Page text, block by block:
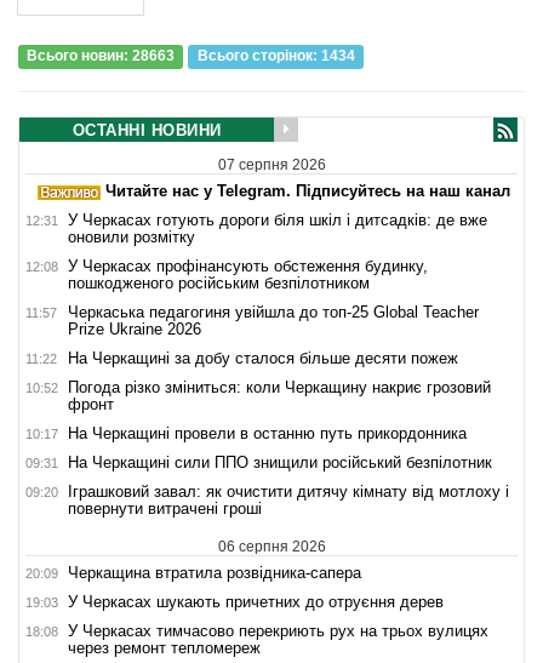
Всього новин: 28663 Всього сторiнок: 1434
ОСТАННІ НОВИНИ
07 серпня 2026
Читайте нас у Telegram. Підписуйтесь на наш канал
12:31
У Черкасах готують дороги біля шкіл і дитсадків: де вже
оновили розмітку
12:08
У Черкасах профінансують обстеження будинку,
пошкодженого російським безпілотником
11:57
Черкаська педагогиня увійшла до топ-25 Global Teacher
Prize Ukraine 2026
11:22 На Черкащині за добу сталося більше десяти пожеж
10:52
Погода різко зміниться: коли Черкащину накриє грозовий
фронт
10:17 На Черкащині провели в останню путь прикордонника
09:31 На Черкащині сили ППО знищили російський безпілотник
09:20
Іграшковий завал: як очистити дитячу кімнату від мотлоху і
повернути витрачені гроші
06 серпня 2026
20:09 Черкащина втратила розвідника-сапера
19:03 У Черкасах шукають причетних до отруєння дерев
18:08
У Черкасах тимчасово перекриють рух на трьох вулицях
через ремонт тепломереж